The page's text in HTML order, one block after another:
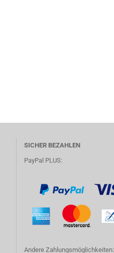
SICHER BEZAHLEN
PayPal PLUS:
Andere Zahlungsmöglichkeiten: